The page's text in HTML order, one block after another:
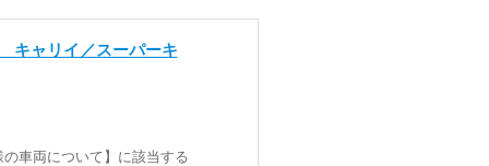
ャリイ／スーパーキ
車両について】に該当する